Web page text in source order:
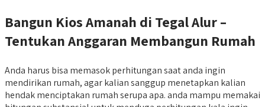
Bangun Kios Amanah di Tegal Alur –
Tentukan Anggaran Membangun Rumah
Anda harus bisa memasok perhitungan saat anda ingin
mendirikan rumah, agar kalian sanggup menetapkan kalian
hendak menciptakan rumah serupa apa. anda mampu memakai